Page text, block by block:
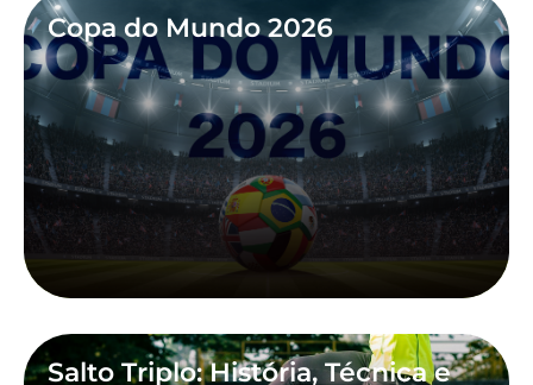
Copa do Mundo 2026
Salto Triplo: História, Técnica e